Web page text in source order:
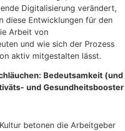
Digitalisierung verändert,
diese Entwicklungen für den
Arbeit von
und wie sich der Prozess
aktiv mitgestalten lässt.
Bedeutsamkeit (und
und Gesundheitsbooster
betonen die Arbeitgeber